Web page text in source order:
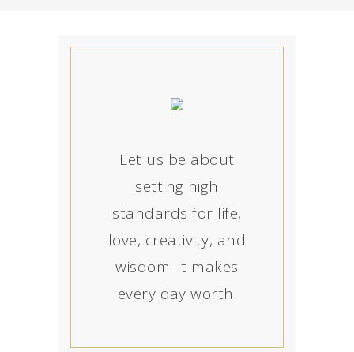
Let us be about
setting high
standards for life,
love, creativity, and
wisdom. It makes
every day worth.